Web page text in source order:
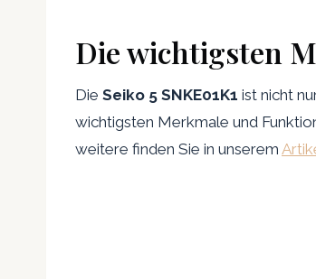
Die wichtigsten
Die Seiko 5 SNKE01K1 ist nicht
wichtigsten Merkmale und
weitere finden Sie in unserem